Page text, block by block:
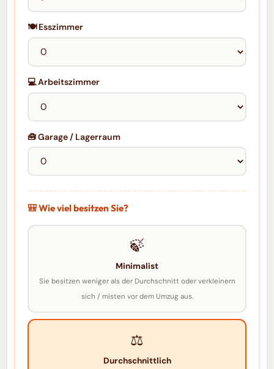
🍽️ Esszimmer
💻 Arbeitszimmer
🧰 Garage / Lagerraum
🎒 Wie viel besitzen Sie?
🍃
Minimalist
Sie besitzen weniger als der Durchschnitt oder verkleinern
sich / misten vor dem Umzug aus.
⚖️
Durchschnittlich